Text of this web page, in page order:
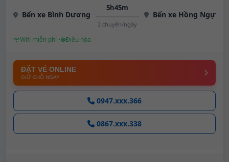
Bến xe Bình Dương
5h45m
2 chuyến/ngày
Bến xe Hồng Ngự
Wifi miễn phí • Điều hòa
ĐẶT VÉ ONLINE
GIỮ CHỖ NGAY
0947.xxx.366
0867.xxx.338